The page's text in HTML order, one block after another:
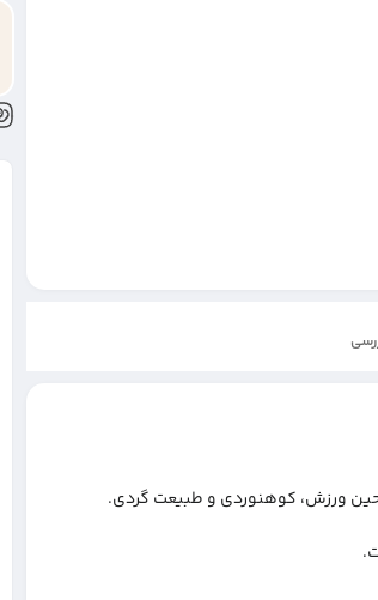
حین ورزش، کوهنوردی و طبیعت گردی.
بند عینک مدل S_3670